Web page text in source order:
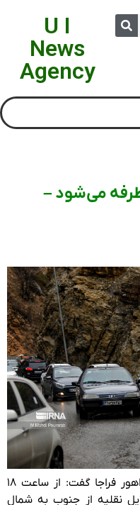
U I
News
Agency
می‌شود –
تهران – ایرنا – جانشین پلیس راه راهور فراجا گفت: از ساعت ۱۸
همه وسایل نقلیه از جنوب به شمال